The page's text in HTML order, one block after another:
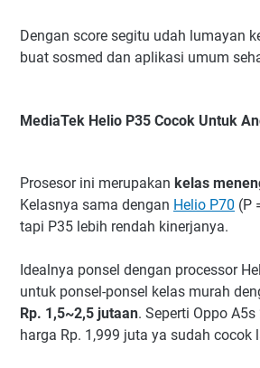
Dengan score segitu udah lumayan
buat sosmed dan aplikasi umum
MediaTek Helio P35 Cocok Untuk
Prosesor ini merupakan kelas
Kelasnya sama dengan Helio P70 (P
tapi P35 lebih rendah kinerjanya.
Idealnya ponsel dengan processor
untuk ponsel-ponsel kelas murah
Rp. 1,5~2,5 jutaan. Seperti Oppo
harga Rp. 1,999 juta ya sudah cocok